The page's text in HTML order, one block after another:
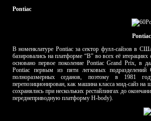
Pontiac
В номенклатуре Pontiac за сектор фулл-сайзов в
базировались на платформе “B” во всех её
основано первое поколение Pontiac Grand Prix, в
Pontiac первым из пяти легковых
полноразмерных седанов, поэтому в 1981
перепозиционирован, как машина класса мид-сайз
сохранялись при нескольких рестайлингах до
переднеприводную платформу H-body).